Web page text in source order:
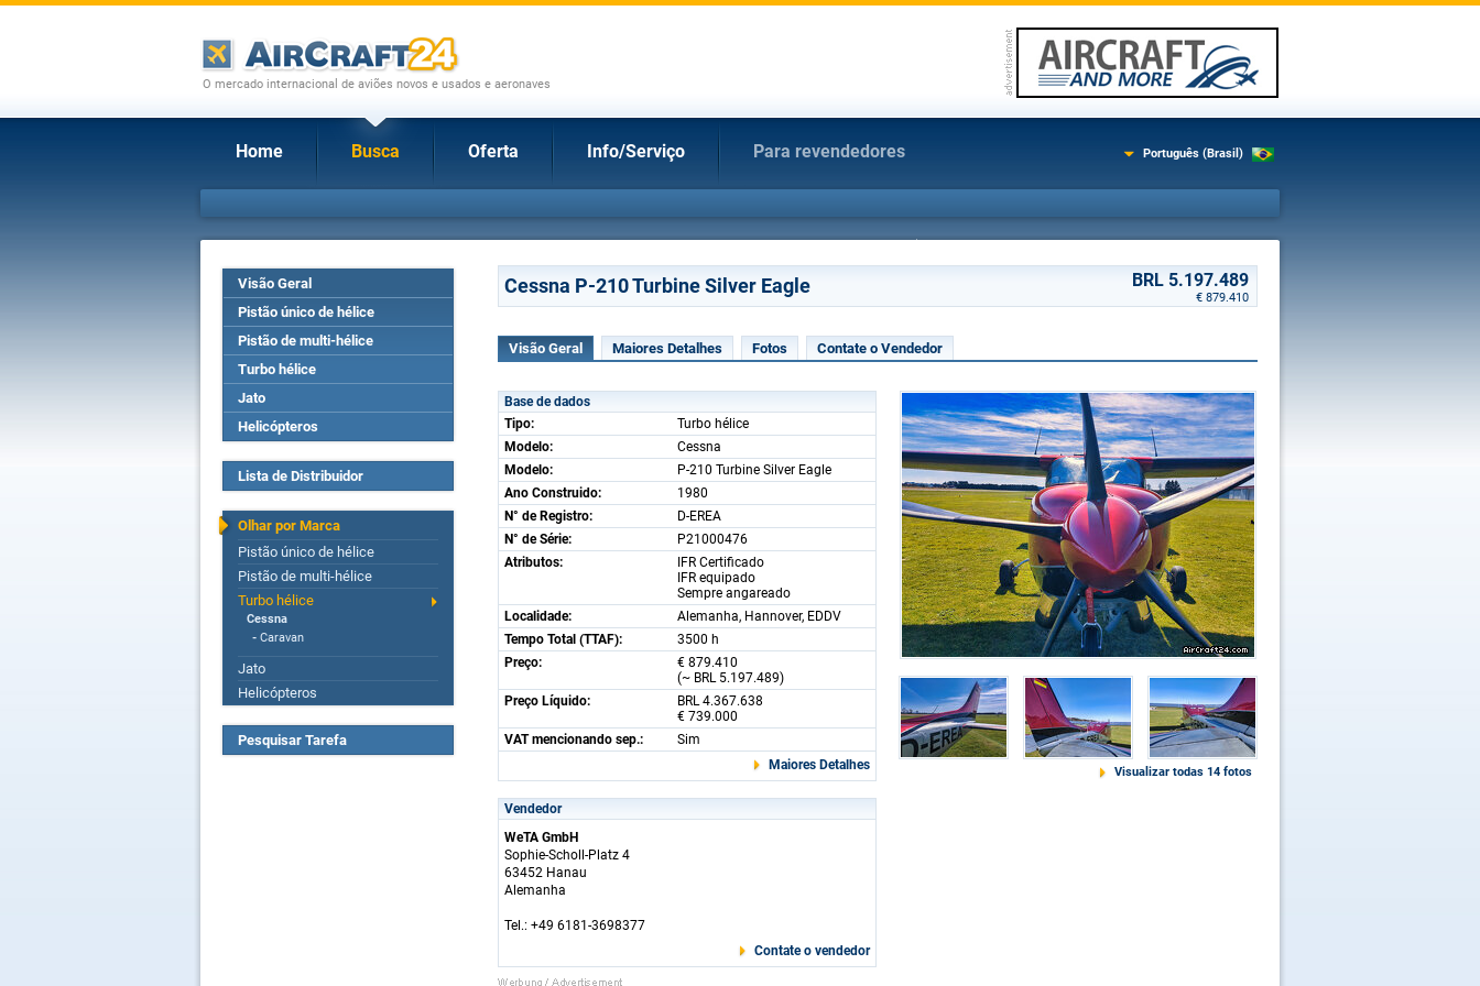
O mercado internacional de aviões novos e usados e aeronaves
Home Busca Oferta Info/Serviço Para revendedores Português (Brasil)
Visão Geral
Pistão único de hélice
Pistão de multi-hélice
Turbo hélice
Jato
Helicópteros
Lista de Distribuidor
Olhar por Marca
Pistão único de hélice
Pistão de multi-hélice
Turbo hélice
Cessna
- Caravan
Jato
Helicópteros
Pesquisar Tarefa
Cessna P-210 Turbine Silver Eagle BRL 5.197.489
€ 879.410
Visão Geral Maiores Detalhes Fotos Contate o Vendedor
Base de dados
Tipo:
Turbo hélice
Modelo:
Cessna
Modelo:
P-210 Turbine Silver Eagle
Ano Construido:
1980
N° de Registro:
D-EREA
N° de Série:
P21000476
Atributos:
IFR Certificado
IFR equipado
Sempre angareado
Localidade:
Alemanha, Hannover, EDDV
Tempo Total (TTAF):
3500 h
Preço:
€ 879.410
(~ BRL 5.197.489)
Preço Líquido:
BRL 4.367.638
€ 739.000
VAT mencionando sep.:
Sim
Maiores Detalhes
Vendedor
WeTA GmbH
Sophie-Scholl-Platz 4
63452 Hanau
Alemanha
Tel.: +49 6181-3698377
Contate o vendedor
Visualizar todas 14 fotos